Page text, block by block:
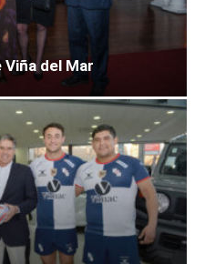
del Mar